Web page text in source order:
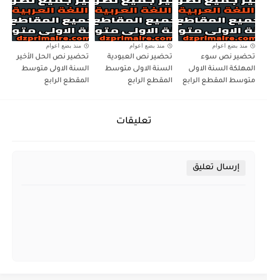
منذ بضع اعوام
تحضير نص سوء
المهلكة السنة الاولى
متوسط المقطع الرابع
منذ بضع اعوام
تحضير نص العبودية
السنة الاولى متوسط
المقطع الرابع
منذ بضع اعوام
تحضير نص الحل الأخير
السنة الاولى متوسط
المقطع الرابع
تعليقات
إرسال تعليق